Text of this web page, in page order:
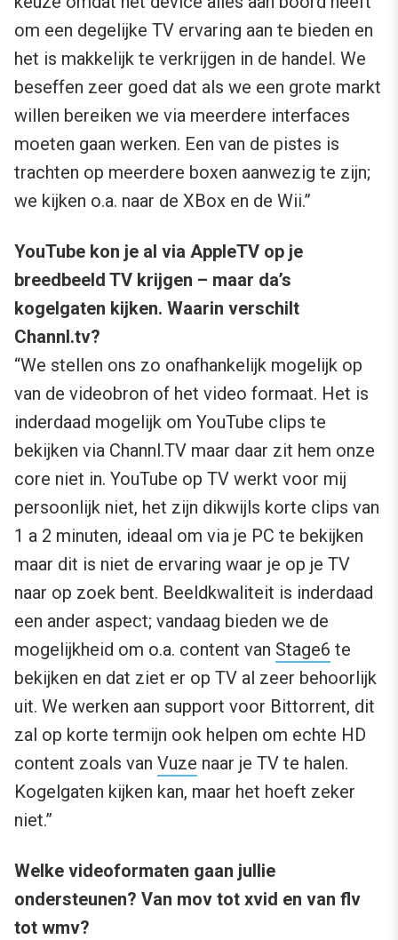
om een degelijke TV ervaring aan te bieden en
het is makkelijk te verkrijgen in de handel. We
beseffen zeer goed dat als we een grote markt
willen bereiken we via meerdere interfaces
moeten gaan werken. Een van de pistes is
trachten op meerdere boxen aanwezig te zijn;
we kijken o.a. naar de XBox en de Wii.”
YouTube kon je al via AppleTV op je
breedbeeld TV krijgen – maar da’s
kogelgaten kijken. Waarin verschilt
Channl.tv?
“We stellen ons zo onafhankelijk mogelijk op
van de videobron of het video formaat. Het is
inderdaad mogelijk om YouTube clips te
bekijken via Channl.TV maar daar zit hem onze
core niet in. YouTube op TV werkt voor mij
persoonlijk niet, het zijn dikwijls korte clips van
1 a 2 minuten, ideaal om via je PC te bekijken
maar dit is niet de ervaring waar je op je TV
naar op zoek bent. Beeldkwaliteit is inderdaad
een ander aspect; vandaag bieden we de
mogelijkheid om o.a. content van Stage6 te
bekijken en dat ziet er op TV al zeer behoorlijk
uit. We werken aan support voor Bittorrent, dit
zal op korte termijn ook helpen om echte HD
content zoals van Vuze naar je TV te halen.
Kogelgaten kijken kan, maar het hoeft zeker
niet.”
Welke videoformaten gaan jullie
ondersteunen? Van mov tot xvid en van flv
tot wmv?